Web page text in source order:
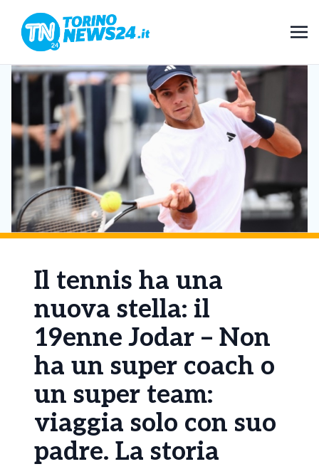
Il tennis ha una
nuova stella: il
19enne Jodar – Non
ha un super coach o
un super team:
viaggia solo con suo
padre. La storia